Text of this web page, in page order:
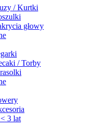
/ Kurtki
głowy
/ Torby
3 lat